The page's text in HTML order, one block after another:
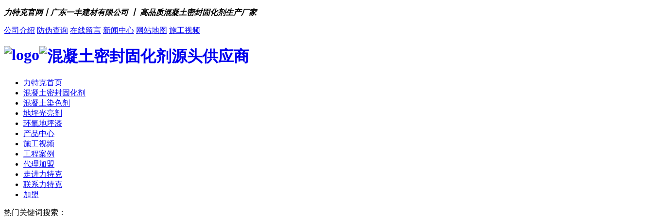
力特克官网丨广东一丰建材有限公司 丨 高品质混凝土密封固化剂生产厂家
公司介绍 防伪查询 在线留言 新闻中心 网站地图 施工视频
力特克首页
混凝土密封固化剂
混凝土染色剂
地坪光亮剂
环氧地坪漆
产品中心
施工视频
工程案例
代理加盟
走进力特克
联系力特克
加盟
热门关键词搜索：